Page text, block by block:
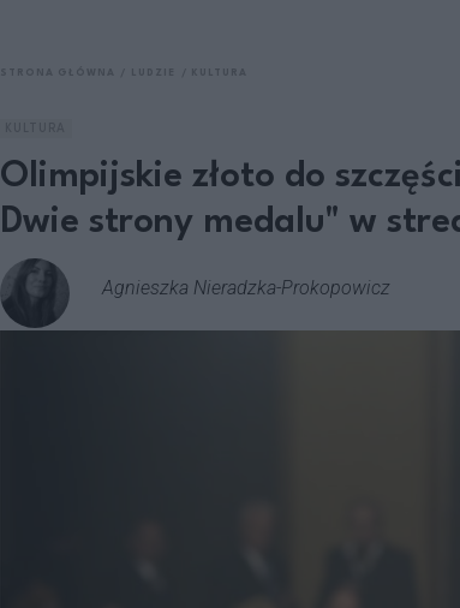
Olimpijskie złoto do
Dwie strony medalu" w
Agnieszka Nieradzka-Prokopowicz